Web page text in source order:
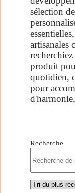
sélection
artisanales
produit
quotidien,
pour
Recherche